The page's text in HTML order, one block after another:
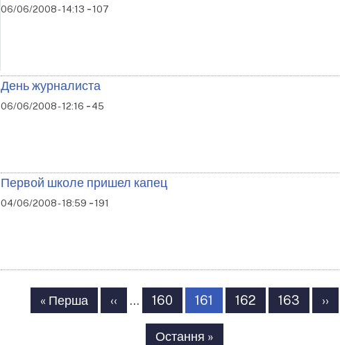
06/06/2008 - 14:13 -107
День журналиста
06/06/2008 - 12:16 -45
Первой школе пришел капец
04/06/2008 - 18:59 -191
сторінки
Перша
« Перша
Попередня
сторінка
‹‹ … Сторінка
160 Сторінка
161 Сторінка
162 Сторінка
163 ››
Остання
Остання »